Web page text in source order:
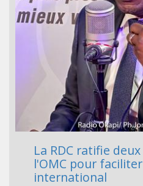
La RDC ratifie
l'OMC pour
international